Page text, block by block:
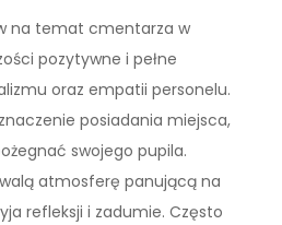
na temat cmentarza w
pozytywne i pełne
oraz empatii personelu.
posiadania miejsca,
swojego pupila.
atmosferę panującą na
refleksji i zadumie. Często